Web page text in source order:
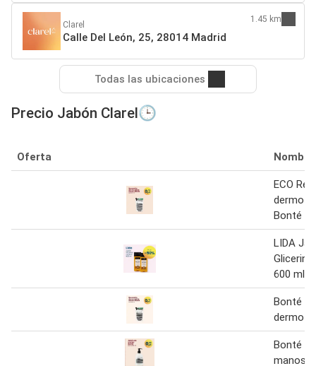
Clarel
Calle Del León, 25, 28014 Madrid
1.45 km
Todas las ubicaciones
Precio Jabón Clarel🕒
Oferta Nombre
ECO
dermo
Bonté
LIDA
Glicerina
600 ml
Bonté -
dermo
Bonté
manos